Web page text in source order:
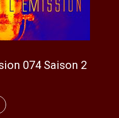
074 Saison 2